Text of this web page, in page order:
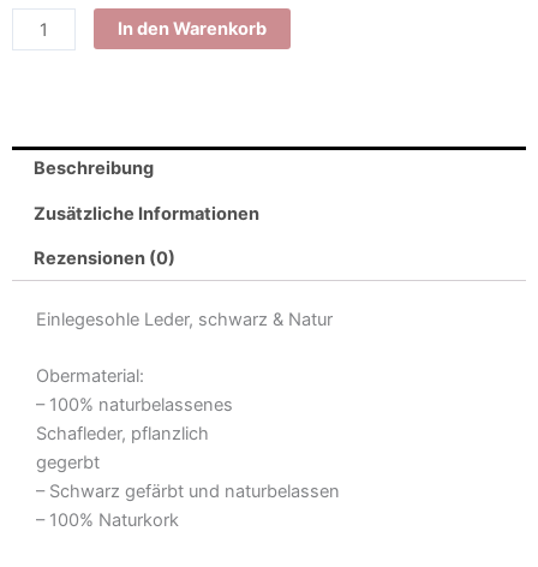
In den Warenkorb
Beschreibung
Zusätzliche Informationen
Rezensionen (0)
Einlegesohle Leder, schwarz & Natur
Obermaterial:
– 100% naturbelassenes
Schafleder, pflanzlich
gegerbt
– Schwarz gefärbt und naturbelassen
– 100% Naturkork